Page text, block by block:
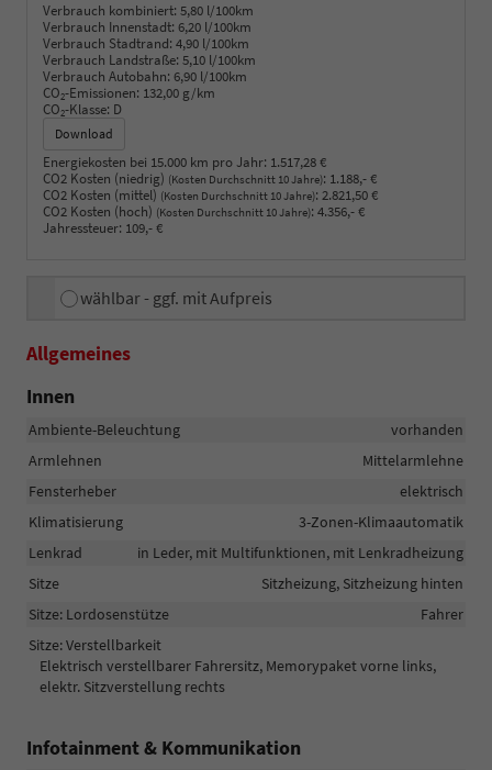
Verbrauch kombiniert: 5,80 l/100km
Verbrauch Innenstadt: 6,20 l/100km
Verbrauch Stadtrand: 4,90 l/100km
Verbrauch Landstraße: 5,10 l/100km
Verbrauch Autobahn: 6,90 l/100km
CO2-Emissionen: 132,00 g/km
CO2-Klasse: D
Download
Energiekosten bei 15.000 km pro Jahr: 1.517,28 €
CO2 Kosten (niedrig) (Kosten Durchschnitt 10 Jahre): 1.188,- €
CO2 Kosten (mittel) (Kosten Durchschnitt 10 Jahre): 2.821,50 €
CO2 Kosten (hoch) (Kosten Durchschnitt 10 Jahre): 4.356,- €
Jahressteuer: 109,- €
wählbar - ggf. mit Aufpreis
Allgemeines
Innen
Ambiente-Beleuchtung
vorhanden
Armlehnen
Mittelarmlehne
Fensterheber
elektrisch
Klimatisierung
3-Zonen-Klimaautomatik
Lenkrad
in Leder, mit Multifunktionen, mit Lenkradheizung
Sitze
Sitzheizung, Sitzheizung hinten
Sitze: Lordosenstütze
Fahrer
Sitze: Verstellbarkeit
Elektrisch verstellbarer Fahrersitz, Memorypaket vorne links,
elektr. Sitzverstellung rechts
Infotainment & Kommunikation